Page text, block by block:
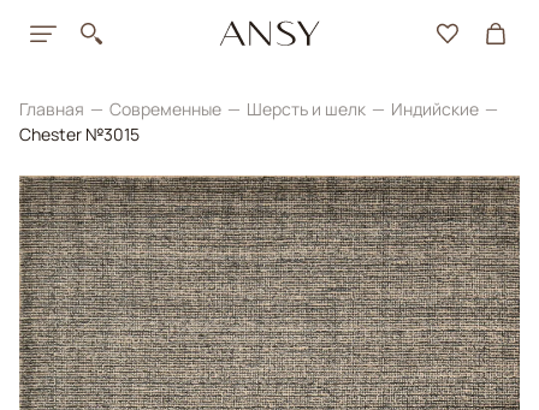
Главная Современные Шерсть и шелк
Индийские
Chester №3015